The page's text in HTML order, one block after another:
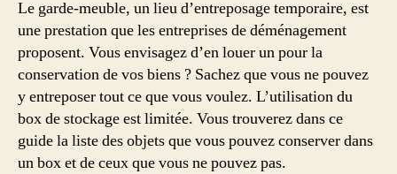
Le garde-meuble, un lieu d’entreposage temporaire, est
une prestation que les entreprises de déménagement
proposent. Vous envisagez d’en louer un pour la
conservation de vos biens ? Sachez que vous ne pouvez
y entreposer tout ce que vous voulez. L’utilisation du
box de stockage est limitée. Vous trouverez dans ce
guide la liste des objets que vous pouvez conserver dans
un box et de ceux que vous ne pouvez pas.